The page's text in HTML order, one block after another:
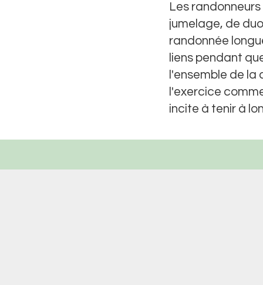
Les
jumelage, de
randonnée
liens pendant
l'ensemble de
l'exercice
incite à tenir à